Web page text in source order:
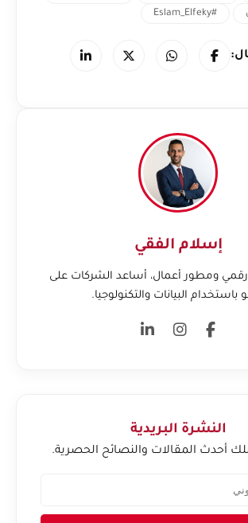
#Eslam_Elfeky
إسلام الفقي
ومطور أعمال، أساعد الشركات على
باستخدام البيانات والتكنولوجيا.
النشرة البريدية
أحدث المقالات والنصائح الحصرية.